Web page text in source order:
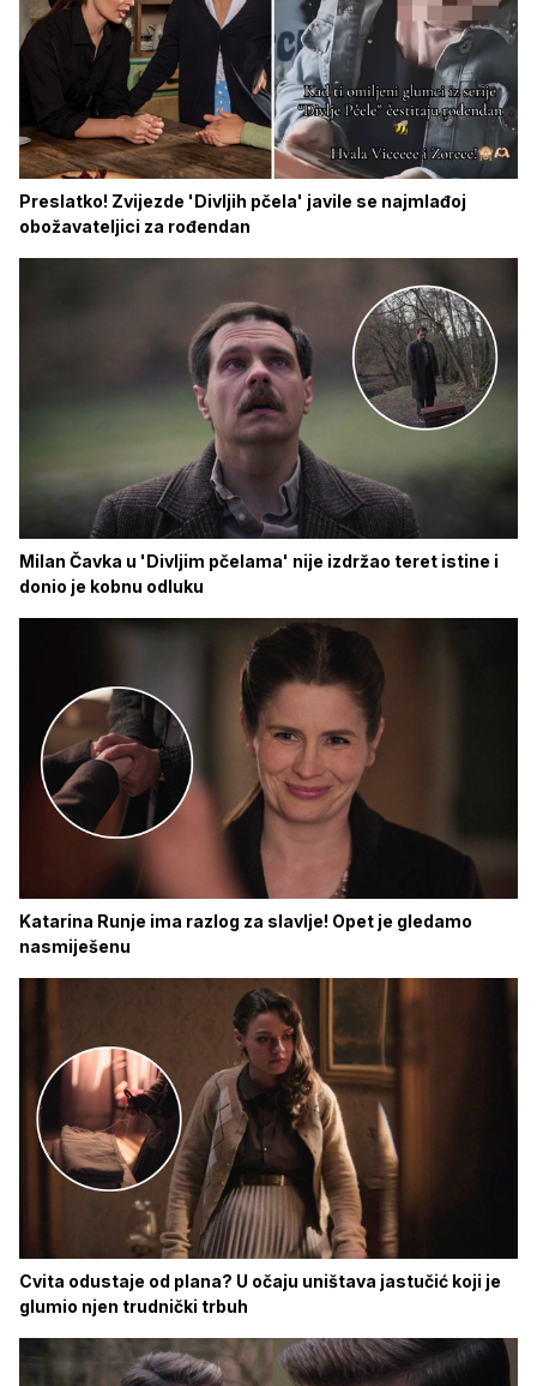
Preslatko! Zvijezde 'Divljih pčela' javile se najmlađoj
obožavateljici za rođendan
Milan Čavka u 'Divljim pčelama' nije izdržao teret istine i
donio je kobnu odluku
Katarina Runje ima razlog za slavlje! Opet je gledamo
nasmiješenu
Cvita odustaje od plana? U očaju uništava jastučić koji je
glumio njen trudnički trbuh